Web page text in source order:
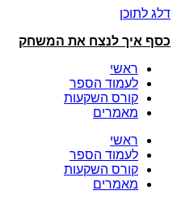
דלג לתוכן
כסף איך לנצח את המשחק
ראשי
לעמוד הספר
קורס השקעות
מאמרים
ראשי
לעמוד הספר
קורס השקעות
מאמרים